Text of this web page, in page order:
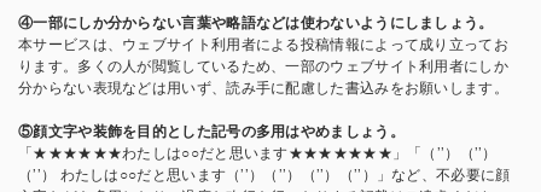
④一部にしか分からない言葉や略語などは使わないようにしましょう。
本サービスは、ウェブサイト利用者による投稿情報によって成り立ってお
ります。多くの人が閲覧しているため、一部のウェブサイト利用者にしか
分からない表現などは用いず、読み手に配慮した書込みをお願いします。
⑤顔文字や装飾を目的とした記号の多用はやめましょう。
「★★★★★★わたしは○○だと思います★★★★★★★」「（’’）（’’）
（’’） わたしは○○だと思います（’’）（’’）（’’）（’’）」など、不必要に顔